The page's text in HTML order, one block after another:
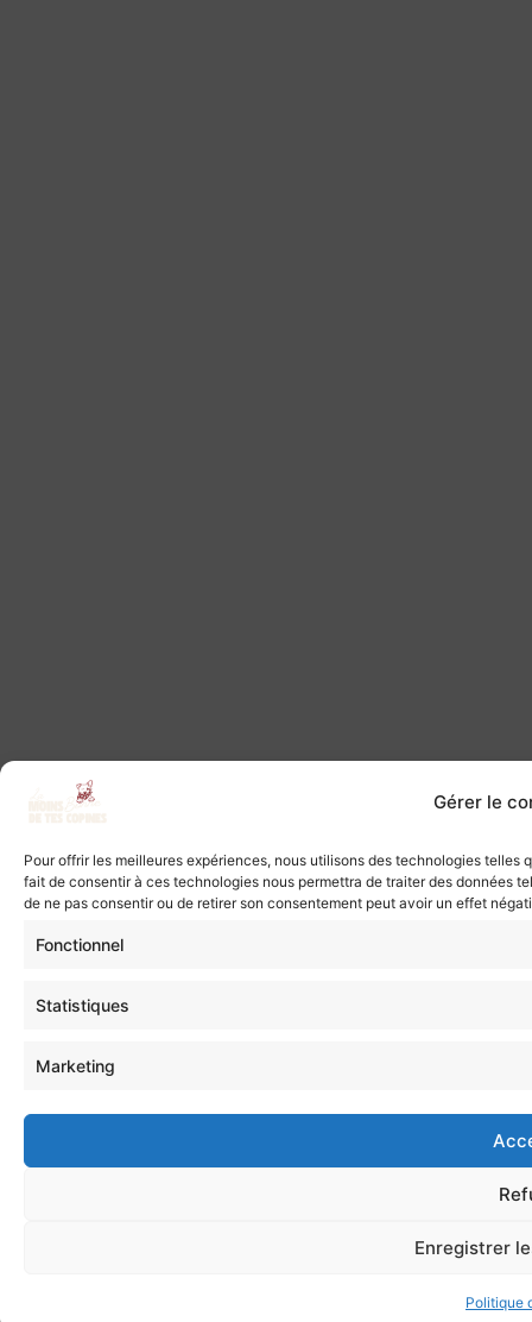
Gérer le
Pour offrir les meilleures expériences, nous utilisons des technologies
fait de consentir à ces technologies nous permettra de traiter des données
de ne pas consentir ou de retirer son consentement peut avoir un effet
Fonctionnel
Statistiques
Marketing
Enregistrer
Politique